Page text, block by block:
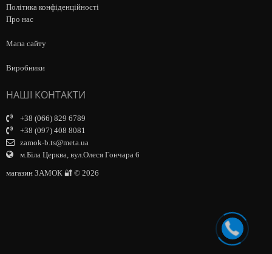
Політика конфіденційності
Про нас
Мапа сайту
Виробники
НАШІ КОНТАКТИ
+38 (066) 829 6789
+38 (097) 408 8081
zamok-b.ts@meta.ua
м.Біла Церква, вул.Олеся Гончара 6
магазин ЗАМОК 🔐 © 2026